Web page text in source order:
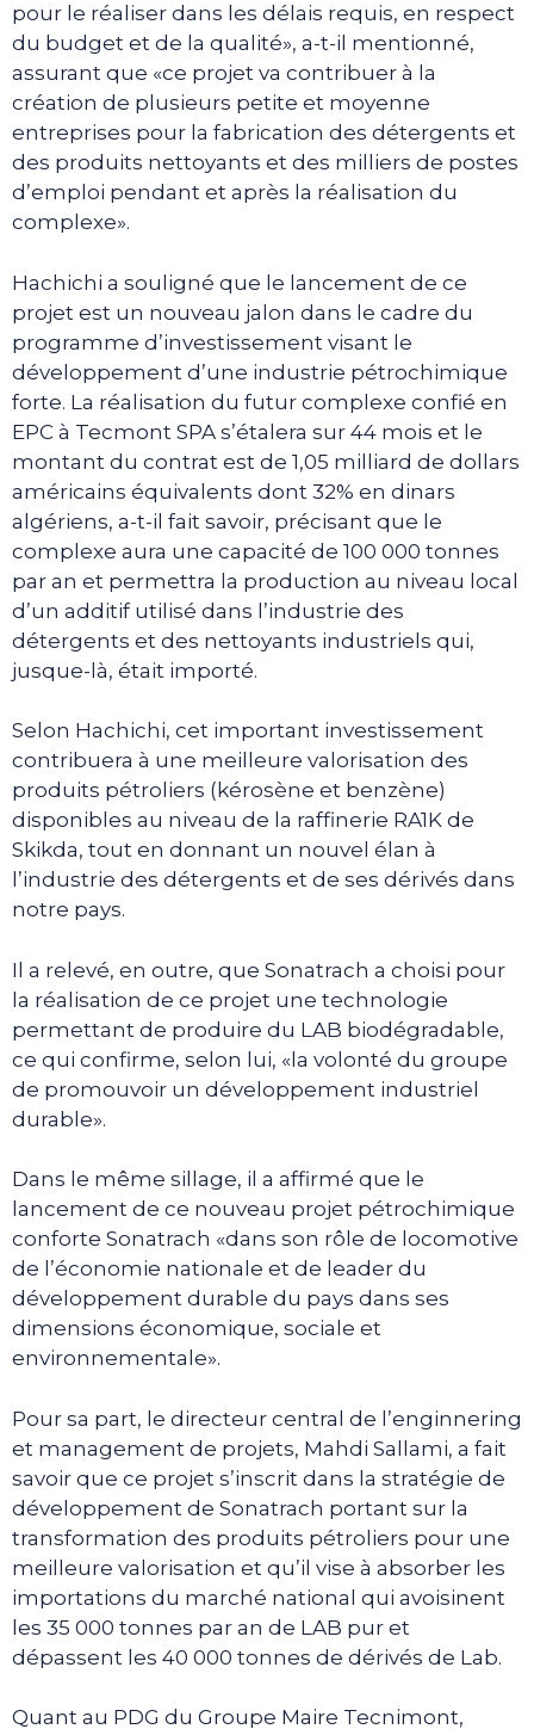
pour le réaliser dans les délais requis, en respect
du budget et de la qualité», a-t-il mentionné,
assurant que «ce projet va contribuer à la
création de plusieurs petite et moyenne
entreprises pour la fabrication des détergents et
des produits nettoyants et des milliers de postes
d’emploi pendant et après la réalisation du
complexe».
Hachichi a souligné que le lancement de ce
projet est un nouveau jalon dans le cadre du
programme d’investissement visant le
développement d’une industrie pétrochimique
forte. La réalisation du futur complexe confié en
EPC à Tecmont SPA s’étalera sur 44 mois et le
montant du contrat est de 1,05 milliard de dollars
américains équivalents dont 32% en dinars
algériens, a-t-il fait savoir, précisant que le
complexe aura une capacité de 100 000 tonnes
par an et permettra la production au niveau local
d’un additif utilisé dans l’industrie des
détergents et des nettoyants industriels qui,
jusque-là, était importé.
Selon Hachichi, cet important investissement
contribuera à une meilleure valorisation des
produits pétroliers (kérosène et benzène)
disponibles au niveau de la raffinerie RA1K de
Skikda, tout en donnant un nouvel élan à
l’industrie des détergents et de ses dérivés dans
notre pays.
Il a relevé, en outre, que Sonatrach a choisi pour
la réalisation de ce projet une technologie
permettant de produire du LAB biodégradable,
ce qui confirme, selon lui, «la volonté du groupe
de promouvoir un développement industriel
durable».
Dans le même sillage, il a affirmé que le
lancement de ce nouveau projet pétrochimique
conforte Sonatrach «dans son rôle de locomotive
de l’économie nationale et de leader du
développement durable du pays dans ses
dimensions économique, sociale et
environnementale».
Pour sa part, le directeur central de l’enginnering
et management de projets, Mahdi Sallami, a fait
savoir que ce projet s’inscrit dans la stratégie de
développement de Sonatrach portant sur la
transformation des produits pétroliers pour une
meilleure valorisation et qu’il vise à absorber les
importations du marché national qui avoisinent
les 35 000 tonnes par an de LAB pur et
dépassent les 40 000 tonnes de dérivés de Lab.
Quant au PDG du Groupe Maire Tecnimont,